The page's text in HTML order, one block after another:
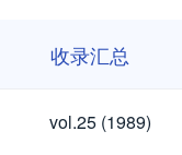
收录汇总
vol.25
(1989)
vol.25 (1989)